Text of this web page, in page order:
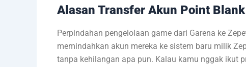
Alasan Transfer Akun Point Blank
Perpindahan pengelolaan game dari Garena ke
memindahkan akun mereka ke sistem baru milik
tanpa kehilangan apa pun. Kalau kamu nggak ikut